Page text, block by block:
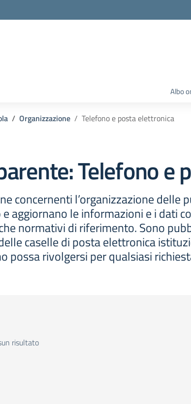
Albo
Organizzazione Telefono e posta elettronica
Telefono e
concernenti l’organizzazione delle
aggiornano le informazioni e i dati
normativi di riferimento. Sono
caselle di posta elettronica
possa rivolgersi per qualsiasi
risultato